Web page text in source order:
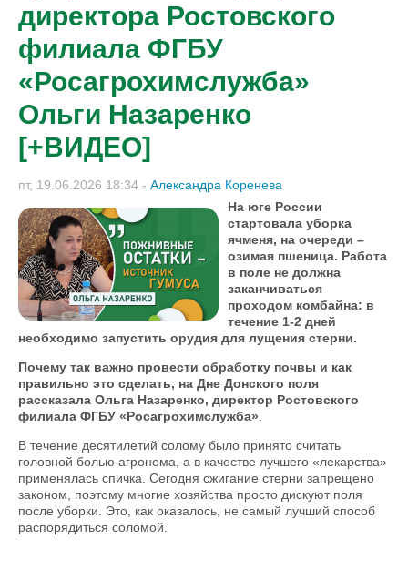
директора Ростовского
филиала ФГБУ
«Росагрохимслужба»
Ольги Назаренко
[+ВИДЕО]
пт, 19.06.2026 18:34 - Александра Коренева
На юге России
стартовала уборка
ячменя, на очереди –
озимая пшеница. Работа
в поле не должна
заканчиваться
проходом комбайна: в
течение 1-2 дней
необходимо запустить орудия для лущения стерни.
Почему так важно провести обработку почвы и как
правильно это сделать, на Дне Донского поля
рассказала Ольга Назаренко, директор Ростовского
филиала ФГБУ «Росагрохимслужба»
В течение десятилетий солому было принято считать
головной болью агронома, а в качестве лучшего «лекарства»
применялась спичка. Сегодня сжигание стерни запрещено
законом, поэтому многие хозяйства просто дискуют поля
после уборки. Это, как оказалось, не самый лучший способ
распорядиться соломой.